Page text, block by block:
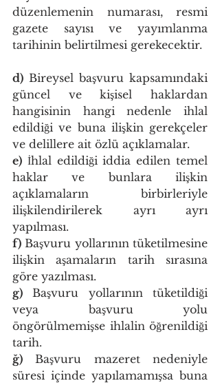
düzenlemenin numarası, resmi
gazete sayısı ve yayımlanma
tarihinin belirtilmesi gerekecektir.
d) Bireysel başvuru kapsamındaki
güncel ve kişisel haklardan
hangisinin hangi nedenle ihlal
edildiği ve buna ilişkin gerekçeler
ve delillere ait özlü açıklamalar.
e) İhlal edildiği iddia edilen temel
haklar ve bunlara ilişkin
açıklamaların birbirleriyle
ilişkilendirilerek ayrı ayrı
yapılması.
f) Başvuru yollarının tüketilmesine
ilişkin aşamaların tarih sırasına
göre yazılması.
g) Başvuru yollarının tüketildiği
veya başvuru yolu
öngörülmemişse ihlalin öğrenildiği
tarih.
ğ) Başvuru mazeret nedeniyle
süresi içinde yapılamamışsa buna